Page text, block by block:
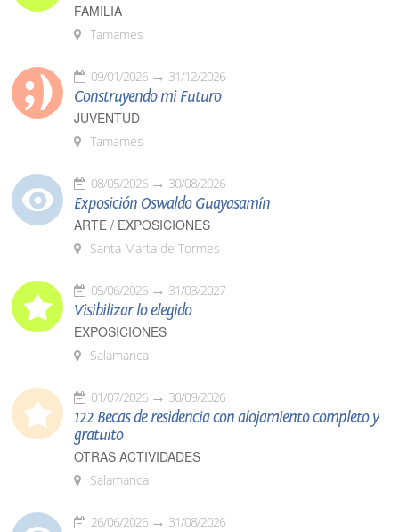
FAMILIA
Tamames
09/01/2026 31/12/2026
Construyendo mi Futuro
JUVENTUD
Tamames
08/05/2026 30/08/2026
Exposición Oswaldo Guayasamín
ARTE / EXPOSICIONES
Santa Marta de Tormes
05/06/2026 31/03/2027
Visibilizar lo elegido
EXPOSICIONES
Salamanca
01/07/2026 30/09/2026
122 Becas de residencia con alojamiento completo y
gratuito
OTRAS ACTIVIDADES
Salamanca
26/06/2026 31/08/2026